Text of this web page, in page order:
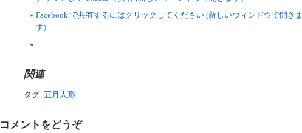
Facebook で共有するにはクリックしてください (新しいウィンドウで開きま
す)
関連
タグ: 五月人形
コメントをどうぞ